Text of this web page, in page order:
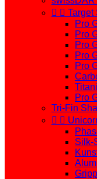
  Target
Pro
Pro
Pro
Pro
Pro
Pro
Tri-Fin
 
Silk-